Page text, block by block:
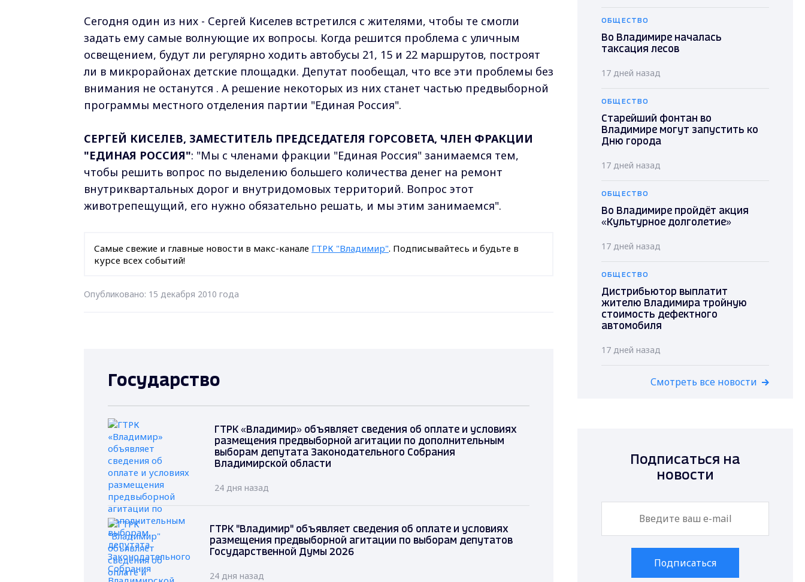
Сегодня один из них - Сергей Киселев встретился с жителями, чтобы те смогли
задать ему самые волнующие их вопросы. Когда решится проблема с уличным
освещением, будут ли регулярно ходить автобусы 21, 15 и 22 маршрутов, построят
ли в микрорайонах детские площадки. Депутат пообещал, что все эти проблемы без
внимания не останутся . А решение некоторых из них станет частью предвыборной
программы местного отделения партии "Единая Россия".
СЕРГЕЙ КИСЕЛЕВ, ЗАМЕСТИТЕЛЬ ПРЕДСЕДАТЕЛЯ ГОРСОВЕТА, ЧЛЕН ФРАКЦИИ
"ЕДИНАЯ РОССИЯ": "Мы с членами фракции "Единая Россия" занимаемся тем,
чтобы решить вопрос по выделению большего количества денег на ремонт
внутриквартальных дорог и внутридомовых территорий. Вопрос этот
животрепещущий, его нужно обязательно решать, и мы этим занимаемся".
Самые свежие и главные новости в макс-канале ГТРК "Владимир". Подписывайтесь и будьте в
курсе всех событий!
Опубликовано: 15 декабря 2010 года
Государство
ГТРК «Владимир» объявляет сведения об оплате и условиях
размещения предвыборной агитации по дополнительным
выборам депутата Законодательного Собрания
Владимирской области
24 дня назад
ГТРК "Владимир" объявляет сведения об оплате и условиях
размещения предвыборной агитации по выборам депутатов
Государственной Думы 2026
24 дня назад
ОБЩЕСТВО
Во Владимире началась
таксация лесов
17 дней назад
ОБЩЕСТВО
Старейший фонтан во
Владимире могут запустить ко
Дню города
17 дней назад
ОБЩЕСТВО
Во Владимире пройдёт акция
«Культурное долголетие»
17 дней назад
ОБЩЕСТВО
Дистрибьютор выплатит
жителю Владимира тройную
стоимость дефектного
автомобиля
17 дней назад
Смотреть все новости
Подписаться на
новости
Подписаться